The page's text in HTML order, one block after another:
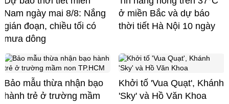
Nam ngày mai 8/8: Nắng
gián đoạn, chiều tối có
mưa dông
ở miền Bắc và dự báo
thời tiết Hà Nội 10 ngày
Bảo mẫu thừa nhận bạo
hành trẻ ở trường mầm
Khởi tố 'Vua Quạt', Khánh
'Sky' và Hồ Văn Khoa